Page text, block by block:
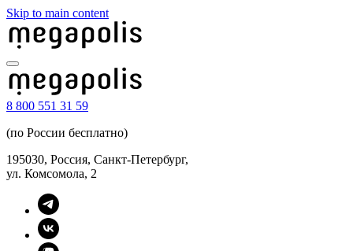
Skip to main content
8 800 551 31 59
(по России бесплатно)
195030, Россия, Санкт-Петербург,
ул. Комсомола, 2